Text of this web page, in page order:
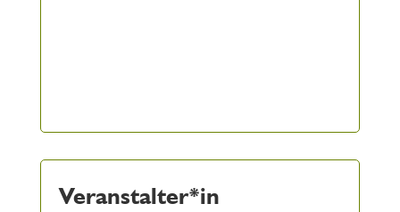
Veranstalter*in